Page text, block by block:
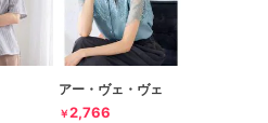
アー・ヴェ・ヴェ
￥2,766